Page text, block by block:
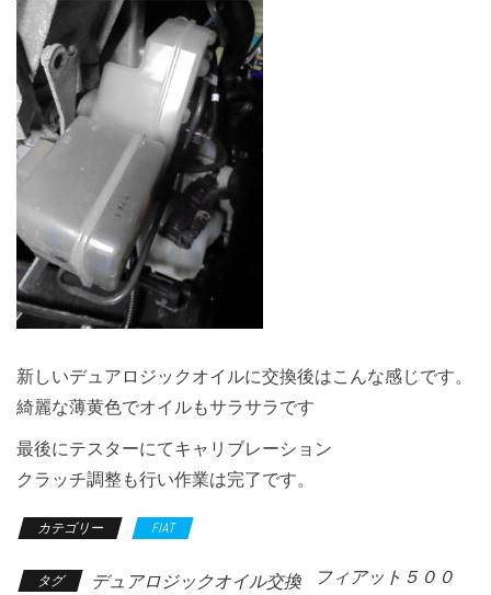
新しいデュアロジックオイルに交換後はこんな感じです。
綺麗な薄黄色でオイルもサラサラです
最後にテスターにてキャリブレーション
クラッチ調整も行い作業は完了です。
カテゴリー FIAT
タグ デュアロジックオイル交換 フィアット５００